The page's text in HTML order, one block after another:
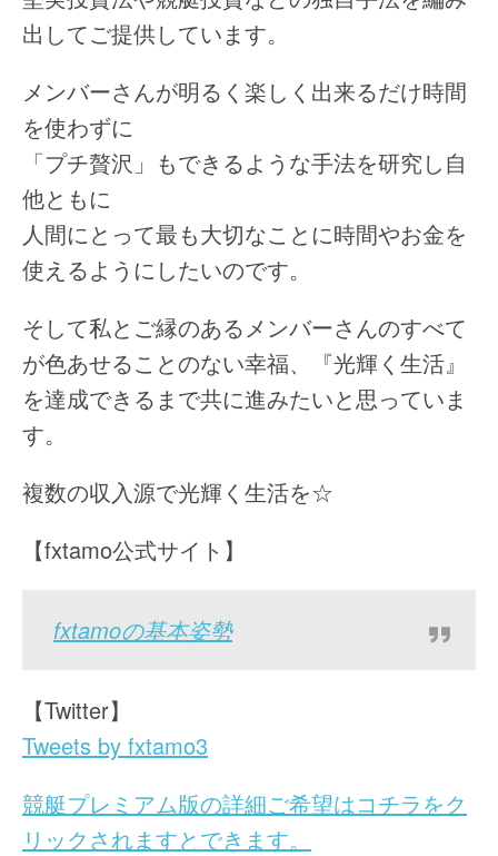
出してご提供しています。
メンバーさんが明るく楽しく出来るだけ時間
を使わずに
「プチ贅沢」もできるような手法を研究し自
他ともに
人間にとって最も大切なことに時間やお金を
使えるようにしたいのです。
そして私とご縁のあるメンバーさんのすべて
が色あせることのない幸福、『光輝く生活』
を達成できるまで共に進みたいと思っていま
す。
複数の収入源で光輝く生活を☆
【fxtamo公式サイト】
fxtamoの基本姿勢
【Twitter】
Tweets by fxtamo3
競艇プレミアム版の詳細ご希望はコチラをク
リックされますとできます。